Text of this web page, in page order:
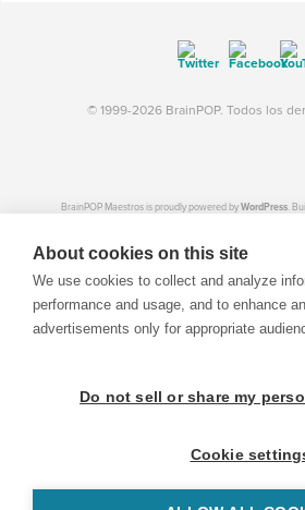
© 1999-2026 BrainPOP. Todos los
BrainPOP Maestros is proudly powered byWordPress.
About cookies on this site
We use cookies to collect and analyze
performance and usage, and to enhance
advertisements only for appropriate
Do not sell or share my
Cookie